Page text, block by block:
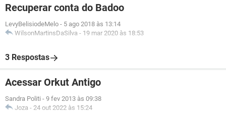
Recuperar conta do Badoo
LevyBelisiodeMelo - 5 ago 2018 às 13:14
WilsonMartinsDaSilva - 19 mar 2020 às 18:53
3 Respostas
Acessar Orkut Antigo
Sandra Politi - 9 fev 2013 às 09:38
Joza - 24 out 2022 às 15:24